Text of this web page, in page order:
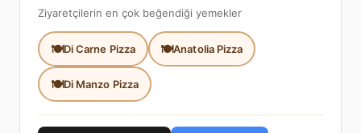
Ziyaretçilerin en çok beğendiği yemekler
Di Carne Pizza Anatolia Pizza
Di Manzo Pizza